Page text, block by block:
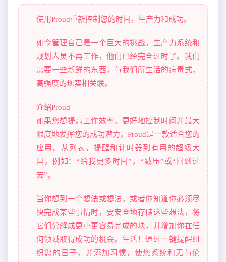
使用Proud重新控制您的时间，生产力和成功。
如今管理自己是一个巨大的挑战。生产力系统和
规划人员不再工作，他们已经完全过时了。我们
需要一些新鲜的东西，与我们所生活的病毒式，
高强度的现实相关联。
介绍Proud
如果您想提高工作效率，更好地控制时间并最大
限度地发挥您的成功潜力，Proud是一款适合您的
应用。从列表，提醒和计时器到有用的超级大
国，例如：“给我更多时间”，“减压”或“回到过
去”。
当你想到一个想法或想法，或者你知道你必须尽
快完成某些事情时，要安全地存储这些想法，将
它们分解成更小更容易完成的块，并增加你在任
何领域取得成功的机会。生活！通过一键提醒组
织您的日子，并添加习惯，使您系统和无与伦